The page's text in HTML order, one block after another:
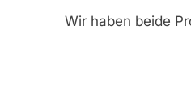
Wir haben beide